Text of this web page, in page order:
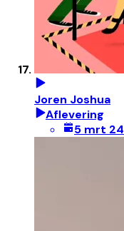
Joren Joshua
Aflevering
5 mrt 24